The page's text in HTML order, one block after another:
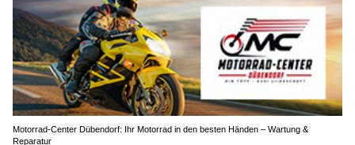
Motorrad-Center Dübendorf: Ihr Motorrad in den besten Händen – Wartung &
Reparatur